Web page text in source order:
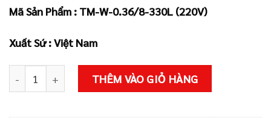
Mã Sản Phẩm : TM-W-0.36/8-330L (220V)
Xuất Sứ : Việt Nam
MÁY NÉN KHÍ DÂY ĐAI PEGASUS MODEL TM-W-0.36/8-
THÊM VÀO GIỎ HÀNG